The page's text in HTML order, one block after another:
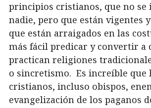
principios cristianos, que no se
nadie, pero que están vigentes
que están arraigados en las
más fácil predicar y convertir a
practican religiones
o sincretismo. Es increíble que
cristianos, incluso obispos,
evangelización de los paganos